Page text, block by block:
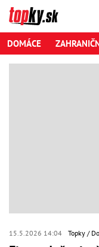
DOMÁCE
15.5.2026 14:04 Topky